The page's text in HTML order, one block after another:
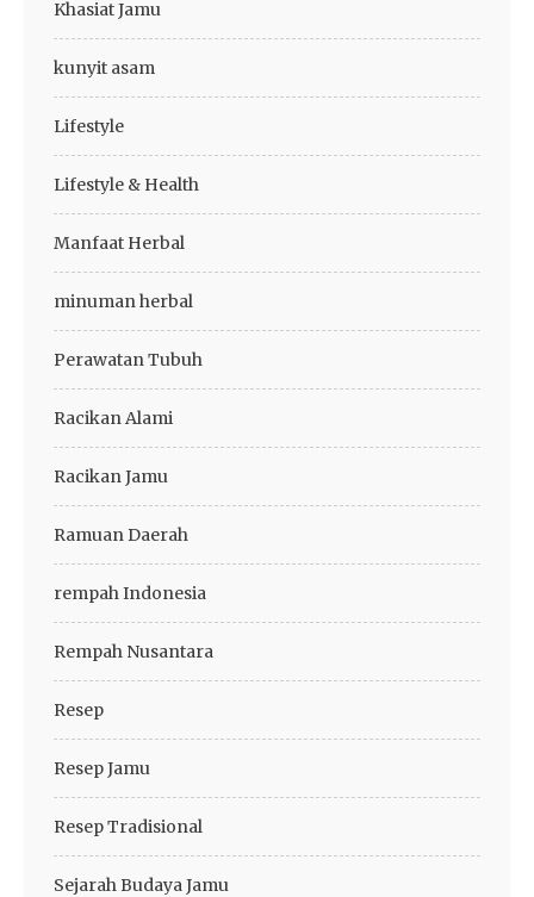
Khasiat Jamu
kunyit asam
Lifestyle
Lifestyle & Health
Manfaat Herbal
minuman herbal
Perawatan Tubuh
Racikan Alami
Racikan Jamu
Ramuan Daerah
rempah Indonesia
Rempah Nusantara
Resep
Resep Jamu
Resep Tradisional
Sejarah Budaya Jamu